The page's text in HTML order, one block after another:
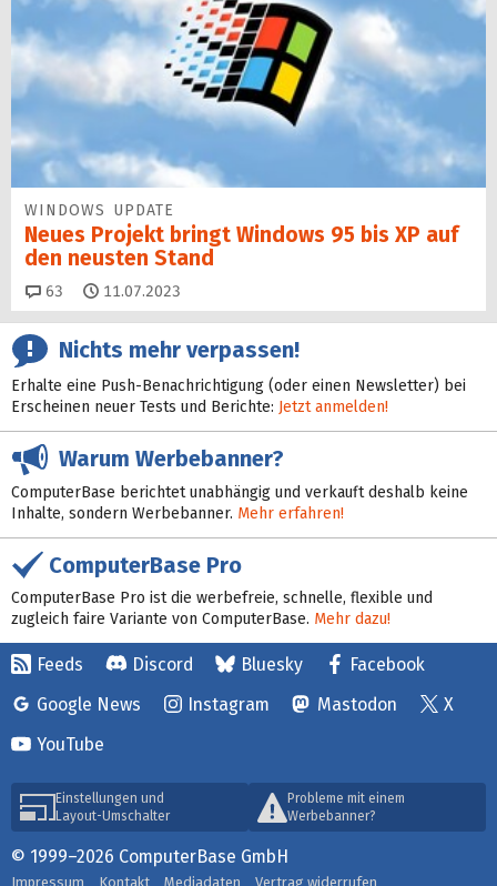
WINDOWS UPDATE
Neues Projekt bringt Windows 95 bis XP auf
den neusten Stand
63 Kommentare
11.07.2023
Nichts mehr verpassen!
Erhalte eine Push-Benachrichtigung (oder einen Newsletter) bei
Erscheinen neuer Tests und Berichte: Jetzt anmelden!
Warum Werbebanner?
ComputerBase berichtet unabhängig und verkauft deshalb keine
Inhalte, sondern Werbebanner. Mehr erfahren!
ComputerBase Pro
ComputerBase Pro ist die werbefreie, schnelle, flexible und
zugleich faire Variante von ComputerBase. Mehr dazu!
Feeds Discord Bluesky
Facebook
Google News
Instagram Mastodon
X
YouTube
Einstellungen und
Layout-Umschalter
Probleme mit einem
Werbebanner?
© 1999–2026 ComputerBase GmbH
Impressum Kontakt Mediadaten Vertrag widerrufen